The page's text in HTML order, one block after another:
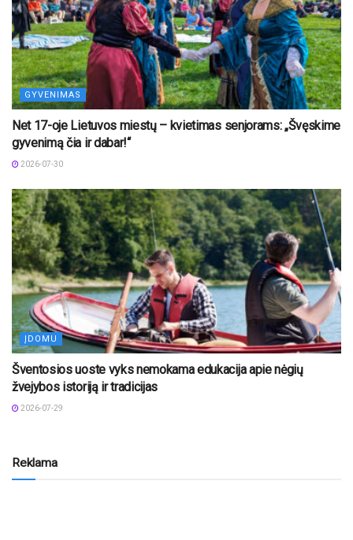
GYVENIMAS
Net 17-oje Lietuvos miestų – kvietimas senjorams: „Švęskime
gyvenimą čia ir dabar!“
2026-07-30
ĮDOMU
Šventosios uoste vyks nemokama edukacija apie nėgių
žvejybos istoriją ir tradicijas
2026-07-29
Reklama